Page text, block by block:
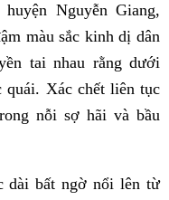
Nguyễn Giang,
màu sắc kinh dị dân
tai nhau rằng dưới
quái. Xác chết liên tục
nỗi sợ hãi và bầu
dài bất ngờ nổi lên từ